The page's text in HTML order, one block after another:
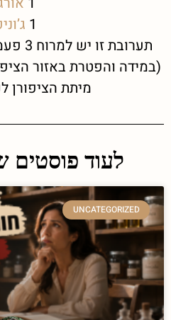
1
(במידה והפטרת באזור
מיתת הציפורן
לעוד פוסטים
UNCATEGORIZED